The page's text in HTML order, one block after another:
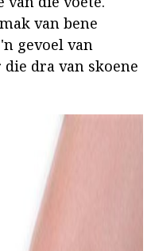
van bene
gevoel van
dra van skoene